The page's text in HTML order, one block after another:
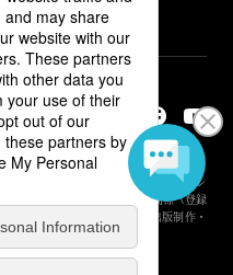
籍配信サービスが、著作権者からコン
ービスであることを示す登録商標（登録
［ABJマーク］または［電子出版制作・